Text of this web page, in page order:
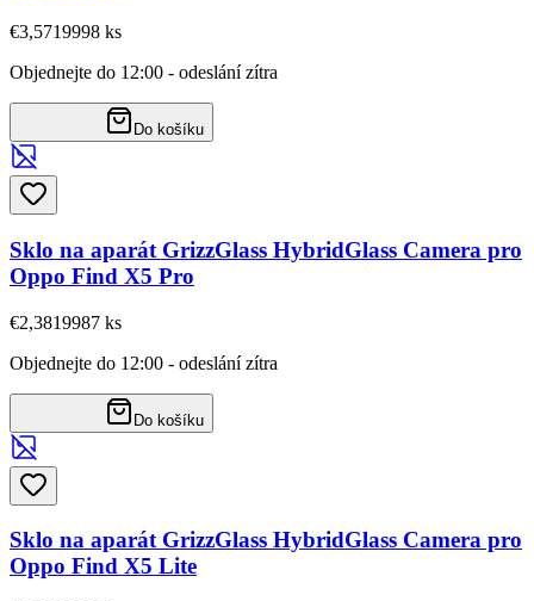
€3,5719998 ks
Objednejte do 12:00 - odeslání zítra
Do košíku
Sklo na aparát GrizzGlass HybridGlass Camera pro
Oppo Find X5 Pro
€2,3819987 ks
Objednejte do 12:00 - odeslání zítra
Do košíku
Sklo na aparát GrizzGlass HybridGlass Camera pro
Oppo Find X5 Lite